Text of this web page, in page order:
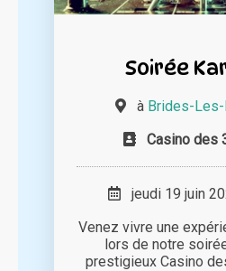
Soirée
à Brides-
Casino des
jeudi 19 juin
Venez vivre une
lors de notre
prestigieux Casino